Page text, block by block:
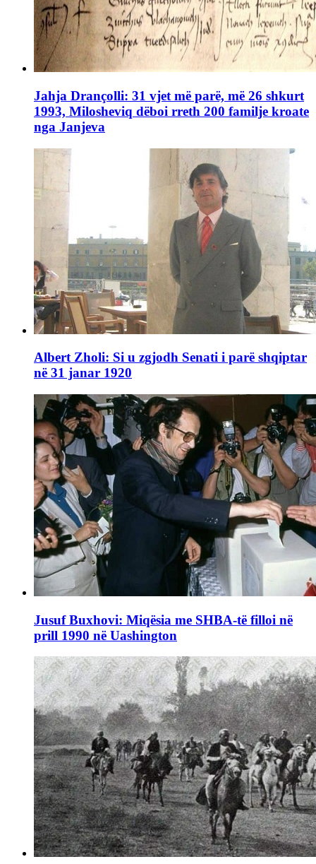
Jahja Drançolli: 31 vjet më parë, më 26 shkurt
1993, Milosheviq dëboi rreth 200 familje kroate
nga Janjeva
Albert Zholi: Si u zgjodh Senati i parë shqiptar
në 31 janar 1920
Jusuf Buxhovi: Miqësia me SHBA-të filloi në
prill 1990 në Uashington